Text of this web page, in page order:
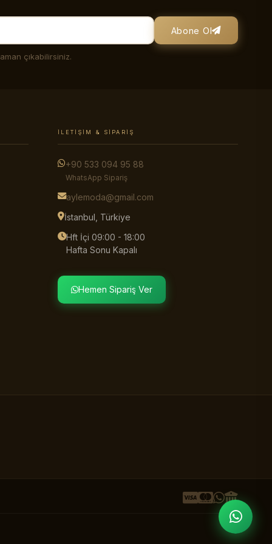
Abone Ol
çıkabilirsiniz.
İLETIŞIM & SIPARIŞ
+90 533 094 95 88
WhatsApp Sipariş
aylemoda@gmail.com
İstanbul, Türkiye
Hft İçi 09:00 - 18:00
Hafta Sonu Kapalı
Hemen Sipariş Ver